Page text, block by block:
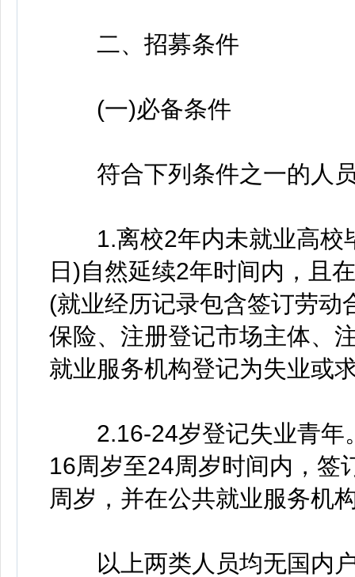
二、招募条件
(一)必备条件
符合下列条件之一的人
1.离校2年内未就业高校
日)自然延续2年时间内，且
(就业经历记录包含签订劳动
保险、注册登记市场主体、
就业服务机构登记为失业或
2.16-24岁登记失业青年
16周岁至24周岁时间内，签
周岁，并在公共就业服务机
以上两类人员均无国内